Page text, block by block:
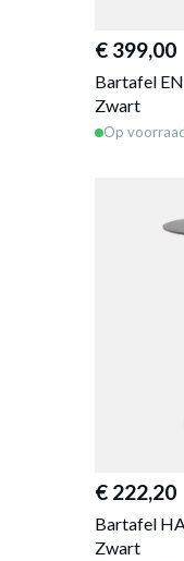
€ 399,00
Bartafel
Zwart
Op
€ 222,20
Bartafel
Zwart